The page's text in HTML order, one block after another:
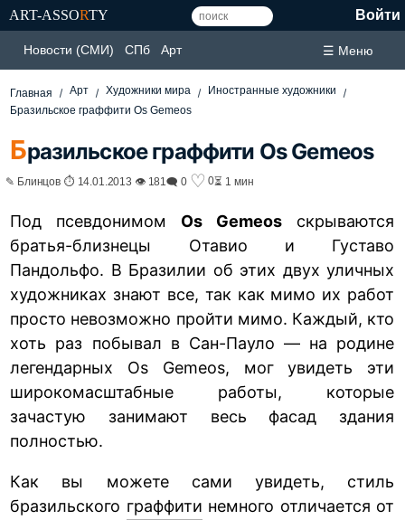
ART-ASSORTY Войти
Новости (СМИ) СПб Арт ☰ Меню
Главная Арт Художники мира
Иностранные художники
Бразильское граффити Os Gemeos
Бразильское граффити Os Gemeos
✎ Блинцов ⏱ 14.01.2013 👁 181🗨 0 ♡ 0⏳ 1 мин
Под псевдонимом Os Gemeos скрываются
братья-близнецы Отавио и Густаво
Пандольфо. В Бразилии об этих двух уличных
художниках знают все, так как мимо их работ
просто невозможно пройти мимо. Каждый, кто
хоть раз побывал в Сан-Пауло — на родине
легендарных Os Gemeos, мог увидеть эти
широкомасштабные работы, которые
зачастую занимают весь фасад здания
полностью.
Как вы можете сами увидеть, стиль
бразильского граффити немного отличается от